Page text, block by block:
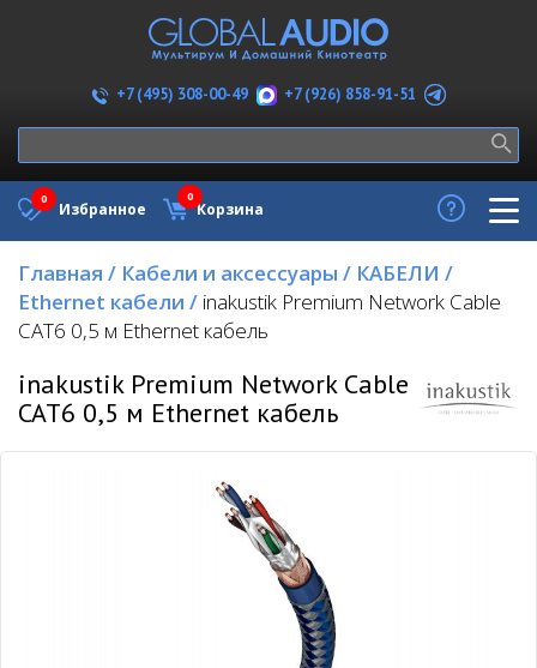
+7 (495) 308-00-49 +7 (926) 858-91-51
Избранное
0
Корзина
0
Главная / Кабели и аксессуары / КАБЕЛИ /
Ethernet кабели / inakustik Premium Network Cable
CAT6 0,5 м Ethernet кабель
inakustik Premium Network Cable
CAT6 0,5 м Ethernet кабель